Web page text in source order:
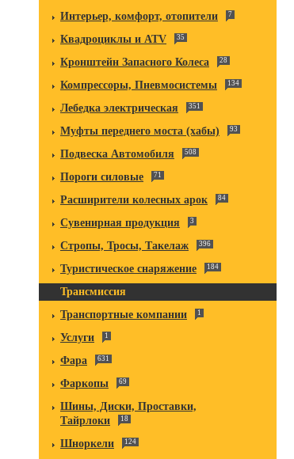
Интерьер, комфорт, отопители 7
Квадроциклы и ATV 35
Кронштейн Запасного Колеса 28
Компрессоры, Пневмосистемы 134
Лебедка электрическая 351
Муфты переднего моста (хабы) 93
Подвеска Автомобиля 508
Пороги силовые 71
Расширители колесных арок 84
Сувенирная продукция 3
Стропы, Тросы, Такелаж 396
Туристическое снаряжение 184
Трансмиссия
Транспортные компании
1
Услуги 1
Фара 631
Фаркопы 69
Шины, Диски, Проставки,
Тайрлоки
18
Шноркели 124